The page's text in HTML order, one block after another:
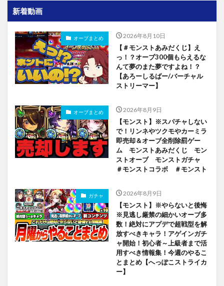
新着動画
オーブまとめ 2026年8月10日
【＃モンストあみだくじ】え
っ！？オーブ300個もらえるな
んて夢のまた夢ですよね！？
【あろーしるばー/バーチャル
ストリーマー】
オーブまとめ 2026年8月9日
【モンスト】※スパチャしない
で！リンネやツクモやカーミラ
即売却＆オーブ全削除罰ゲー
ム モンストあみだくじ モン
ストオーブ モンストガチャ
＃モンストコラボ ＃モンスト
ガチャ 2026年8月9日
【モンスト】※やらないと後悔
※見逃し厳禁の細かいオーブ多
数！絶対にアプデで超戦型を解
放すべきキャラ！アゲインガチ
ャ開始！初心者～上級者まで活
用すべき情報集！今週のやるこ
とまとめ【へっぽこストライカ
ー】